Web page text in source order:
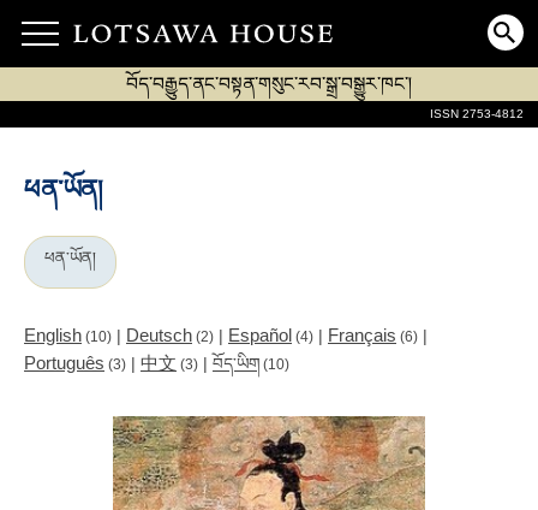
བོད་བརྒྱུད་ནང་བསྟན་གསུང་རབ་སྒྲ་བསྒྱུར་ཁང་།
ISSN 2753-4812
ཕན་ཡོན།
ཕན་ཡོན།
English (10) | Deutsch (2) | Español (4) | Français (6) |
Português (3) | 中文 (3) | བོད་ཡིག (10)